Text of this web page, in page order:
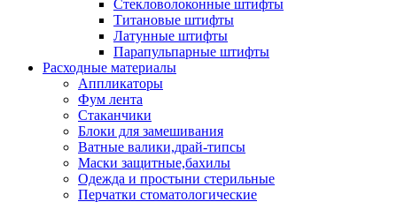
Стекловолоконные штифты
Титановые штифты
Латунные штифты
Парапульпарные штифты
Расходные материалы
Аппликаторы
Фум лента
Стаканчики
Блоки для замешивания
Ватные валики,драй-типсы
Маски защитные,бахилы
Одежда и простыни стерильные
Перчатки стоматологические